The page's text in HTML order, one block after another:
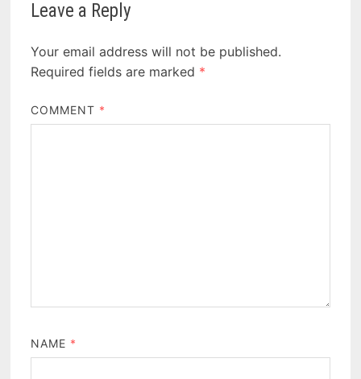
Leave a Reply
Your email address will not be published.
Required fields are marked *
COMMENT *
NAME *